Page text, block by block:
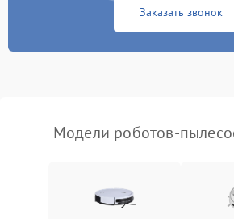
Заказать звонок
Модели роботов-